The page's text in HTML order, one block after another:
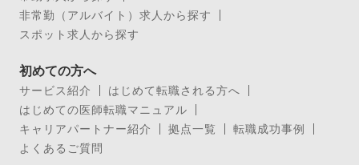
非常勤（アルバイト）求人から探す
スポット求人から探す
初めての方へ
サービス紹介
はじめて転職される方へ
はじめての医師転職マニュアル
キャリアパートナー紹介
拠点一覧
転職成功事例
よくあるご質問